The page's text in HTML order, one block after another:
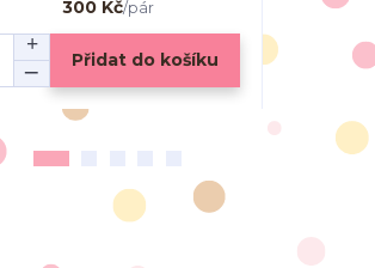
300 Kč/pár
Přidat do košíku